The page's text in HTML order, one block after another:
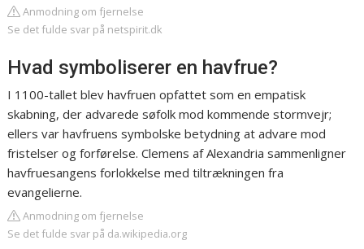
Anmodning om fjernelse
Se det fulde svar på netspirit.dk
Hvad symboliserer en havfrue?
I 1100-tallet blev havfruen opfattet som en empatisk
skabning, der advarede søfolk mod kommende stormvejr;
ellers var havfruens symbolske betydning at advare mod
fristelser og forførelse. Clemens af Alexandria sammenligner
havfruesangens forlokkelse med tiltrækningen fra
evangelierne.
Anmodning om fjernelse
Se det fulde svar på da.wikipedia.org